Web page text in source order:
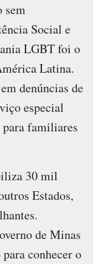
sem
Social e
LGBT foi o
Latina.
denúncias de
especial
para familiares
30 mil
Estados,
de Minas
conhecer o